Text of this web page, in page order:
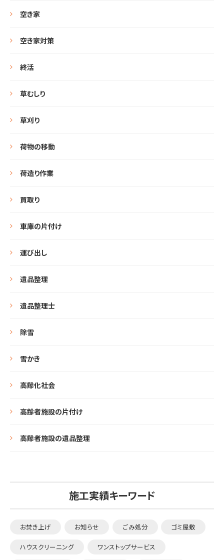
空き家
空き家対策
終活
草むしり
草刈り
荷物の移動
荷造り作業
買取り
車庫の片付け
運び出し
遺品整理
遺品整理士
除雪
雪かき
高齢化社会
高齢者施設の片付け
高齢者施設の遺品整理
施工実績キーワード
お焚き上げ お知らせ ごみ処分 ゴミ屋敷
ハウスクリーニング ワンストップサービス